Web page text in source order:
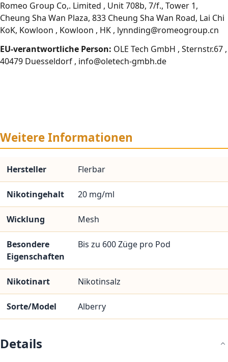
Romeo Group Co,. Limited , Unit 708b, 7/f., Tower 1,
Cheung Sha Wan Plaza, 833 Cheung Sha Wan Road, Lai Chi
KoK, Kowloon , Kowloon , HK , lynnding@romeogroup.cn
EU-verantwortliche Person: OLE Tech GmbH , Sternstr.67 ,
40479 Duesseldorf , info@oletech-gmbh.de
Weitere Informationen
Hersteller Flerbar
Nikotingehalt 20 mg/ml
Wicklung Mesh
Besondere
Eigenschaften
Bis zu 600 Züge pro Pod
Nikotinart Nikotinsalz
Sorte/Model Alberry
Details